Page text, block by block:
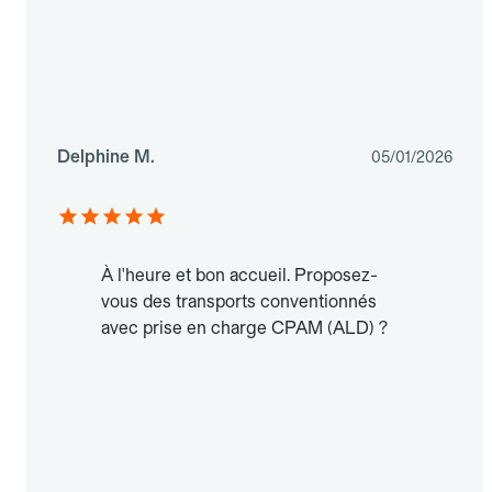
Delphine M. 05/01/2026
À l'heure et bon accueil. Proposez-
vous des transports conventionnés
avec prise en charge CPAM (ALD) ?